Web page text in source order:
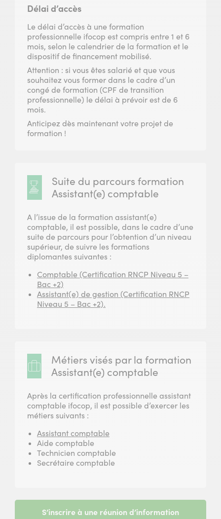
Délai d’accès
Le délai d’accès à une formation
professionnelle ifocop est compris entre 1 et 6
mois, selon le calendrier de la formation et le
dispositif de financement mobilisé.­
Attention : si vous êtes salarié et que vous
souhaitez vous former dans le cadre d’un
congé de formation (CPF de transition
professionnelle) le délai à prévoir est de 6
mois.
Anticipez dès maintenant votre projet de
formation !
Suite du parcours formation
Assistant(e) comptable
A l’issue de la formation assistant(e)
comptable, il est possible, dans le cadre d’une
suite de parcours pour l’obtention d’un niveau
supérieur, de suivre les formations
diplomantes suivantes :
Comptable (Certification RNCP Niveau 5 –
Bac +2)
Assistant(e) de gestion (Certification RNCP
Niveau 5 – Bac +2).
Métiers visés par la formation
Assistant(e) comptable
Après la certification professionnelle assistant
comptable ifocop, il est possible d’exercer les
métiers suivants :
Assistant comptable
Aide comptable
Technicien comptable
Secrétaire comptable
S’inscrire à une réunion d’information